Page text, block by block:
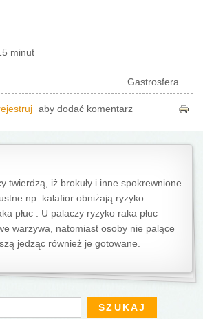
minut
Gastrosfera
aby dodać komentarz
twierdzą, iż brokuły i inne spokrewnione
np. kalafior obniżają ryzyko
płuc . U palaczy ryzyko raka płuc
warzywa, natomiast osoby nie palące
jedząc również je gotowane.